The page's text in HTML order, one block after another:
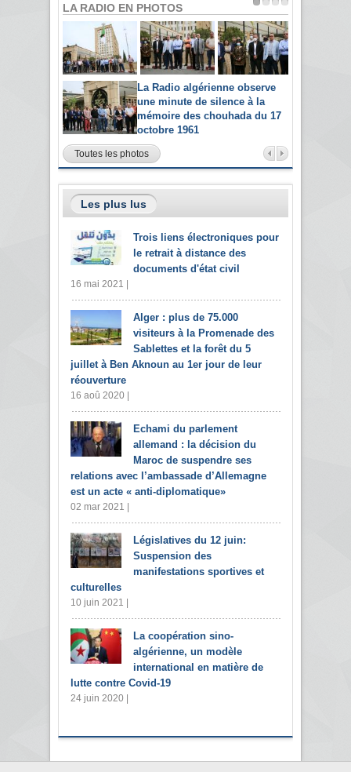
LA RADIO EN PHOTOS
La Radio algérienne observe
une minute de silence à la
mémoire des chouhada du 17
octobre 1961
Toutes les photos
Les plus lus
Trois liens électroniques pour
le retrait à distance des
documents d'état civil
16 mai 2021 |
Alger : plus de 75.000
visiteurs à la Promenade des
Sablettes et la forêt du 5
juillet à Ben Aknoun au 1er jour de leur
réouverture
16 aoû 2020 |
Echami du parlement
allemand : la décision du
Maroc de suspendre ses
relations avec l’ambassade d’Allemagne
est un acte « anti-diplomatique»
02 mar 2021 |
Législatives du 12 juin:
Suspension des
manifestations sportives et
culturelles
10 juin 2021 |
La coopération sino-
algérienne, un modèle
international en matière de
lutte contre Covid-19
24 juin 2020 |